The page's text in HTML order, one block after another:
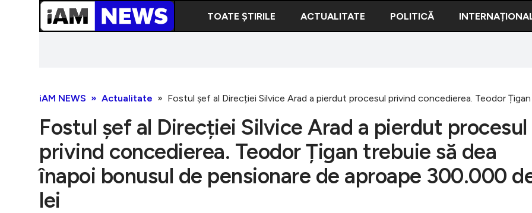
TOATE ȘTIRILE ACTUALITATE POLITICĂ
iAM NEWS Actualitate Fostul șef al Direcției Silvice Arad a pierdut procesul privind concedierea. Teodor
Fostul șef al Direcției Silvice Arad a pierdut procesul
privind concedierea. Teodor Țigan trebuie să dea
înapoi bonusul de pensionare de aproape 300.000
lei